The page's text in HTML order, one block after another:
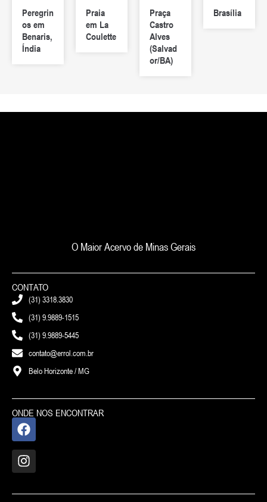
Peregrin
os em
Benaris,
Índia
Praia
em La
Coulette
Praça
Castro
Alves
(Salvad
or/BA)
Brasília
O Maior Acervo de Minas Gerais
CONTATO
(31) 3318.3830
(31) 9.9889-1515
(31) 9.9889-5445
contato@errol.com.br
Belo Horizonte / MG
ONDE NOS ENCONTRAR